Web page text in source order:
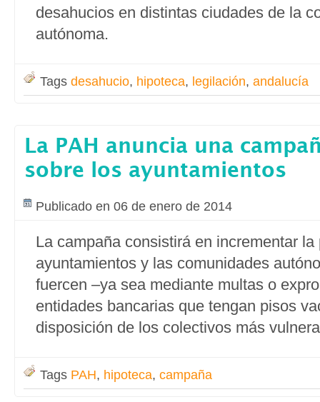
desahucios en distintas ciudades de la
autónoma.
Tags desahucio, hipoteca, legilación, andalucía
La PAH anuncia una
sobre los ayuntamientos
Publicado en 06 de enero de 2014
La campaña consistirá en incrementar
ayuntamientos y las comunidades
fuercen –ya sea mediante multas o
entidades bancarias que tengan pisos
disposición de los colectivos más
Tags PAH, hipoteca, campaña